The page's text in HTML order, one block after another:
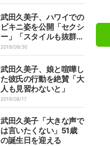
武田久美子、ハワイでの
ビキニ姿を公開「セクシ
ー」「スタイルも抜群」
と称賛続出
2019/09/30
武田久美子、娘と喧嘩し
た彼氏の行動を絶賛「大
人も見習わないと」
2019/08/17
武田久美子「大きな声で
は言いたくない」51歳
の誕生日を迎える